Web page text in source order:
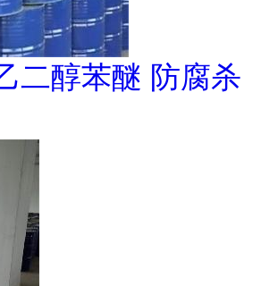
二醇苯醚 防腐杀